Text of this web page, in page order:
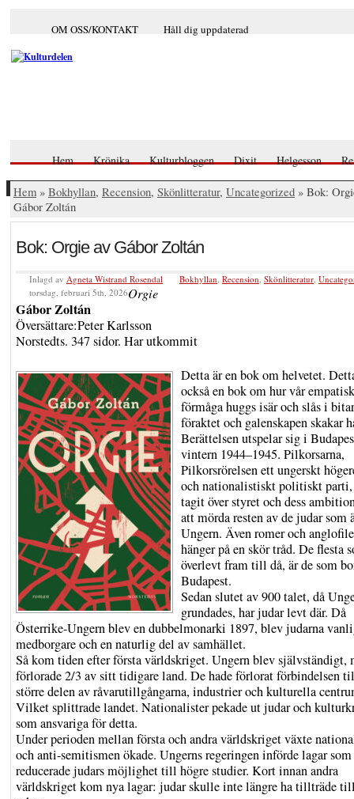
OM OSS/KONTAKT Håll dig uppdaterad
Hem Krönika Kulturbloggen Dixit Helgesson
Hem » Bokhyllan, Recension, Skönlitteratur, Uncategorized » Bok:
Gábor Zoltán
Bok: Orgie av Gábor Zoltán
Inlagd av Agneta Wistrand Rosendal Bokhyllan, Recension, Skönlitteratur,
torsdag, februari 5th, 2026Orgie
Gábor Zoltán
Översättare:Peter Karlsson
Norstedts. 347 sidor. Har utkommit
Detta är en bok om helvetet.
också en bok om hur vår
förmåga huggs isär och slås i
föraktet och galenskapen skakar
Berättelsen utspelar sig i
vintern 1944–1945. Pilkorsarna,
Pilkorsrörelsen ett ungerskt
och nationalistiskt politiskt parti,
tagit över styret och dess
att mörda resten av de judar som
Ungern. Även romer och
hänger på en skör tråd. De flesta
överlevt fram till då, är de som
Budapest.
Sedan slutet av 900 talet, då
grundades, har judar levt där. Då
Österrike-Ungern blev en dubbelmonarki 1897, blev judarna
medborgare och en naturlig del av samhället.
Så kom tiden efter första världskriget. Ungern blev självständigt,
förlorade 2/3 av sitt tidigare land. De hade förlorat förbindelsen
större delen av råvarutillgångarna, industrier och kulturella
Vilket splittrade landet. Nationalister pekade ut judar och
som ansvariga för detta.
Under perioden mellan första och andra världskriget växte
och anti-semitismen ökade. Ungerns regeringen införde lagar
reducerade judars möjlighet till högre studier. Kort innan andra
världskriget kom nya lagar: judar skulle inte längre ha tillträde